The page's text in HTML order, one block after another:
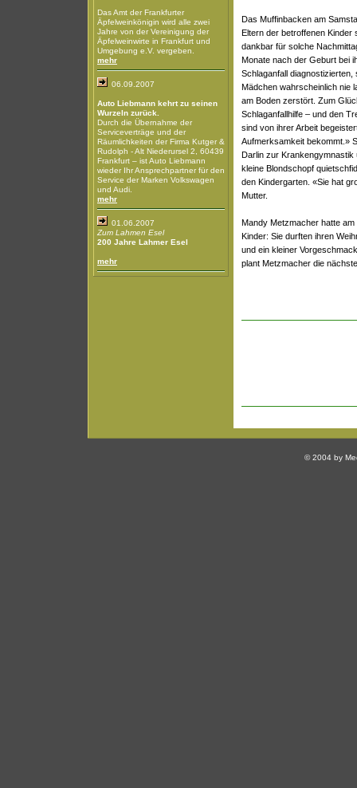
Das Amt der Frankfurter
Äpfelweinkönigin wird alle zwei
Jahre von der Vereinigung der
Äpfelweinwirte in Frankfurt und
Umgebung e.V. vergeben.
mehr
06.09.2007
Auto Liebmann kehrt zu seinen
Wurzeln zurück.
Durch die Übernahme der
Serviceverträge und der
Räumlichkeiten der Firma Kutger &
Rudolph - Alt Niederursel 2, 60439
Frankfurt – ist Auto Liebmann
wieder Ihr Ansprechpartner für den
Service der Marken Volkswagen
und Audi.
mehr
01.06.2007
Zum Lahmen Esel
200 Jahre Lahmer Esel
mehr
Das Muffinbacken am
Eltern der betroffenen
dankbar für solche
Monate nach der Geburt bei
Schlaganfall
Mädchen wahrscheinlich nie
am Boden zerstört. Zum
Schlaganfallhilfe – und den
sind von ihrer Arbeit
Aufmerksamkeit bekommt.»
Darlin zur Krankengymnastik
kleine Blondschopf
den Kindergarten. «Sie hat
Mutter.
Mandy Metzmacher hatte
Kinder: Sie durften ihren
und ein kleiner
plant Metzmacher die
© 2004 by